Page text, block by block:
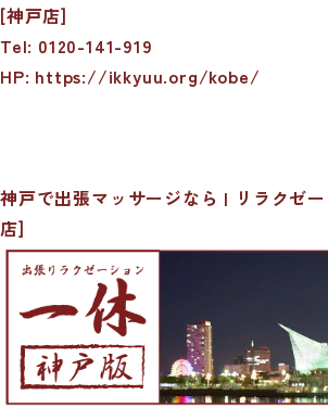
[神戸店]
Tel: 0120-141-919
HP: https://ikkyuu.org/kobe/
神戸で出張マッサージなら | リラクゼ
店]